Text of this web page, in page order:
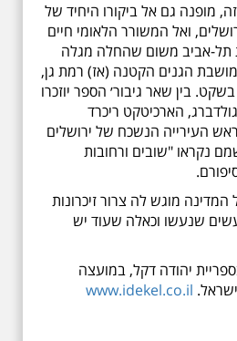
מופנה גם אל ביקורו היחיד של
ואל המשורר הלאומי חיים
תל-אביב משום שהחלה מגלה
הגנים הקטנה (אז) רמת גן,
בין שאר גיבור׳ הספר יוזכרו
הארכיטקט ריכרד
העירייה הנשכח של ירושלים
נקראו "שובים ורחובות
מוגש לה צרור זיכרונות
שנעשו וכאלה שעוד יש
יהודה דקל, במועצה
www.idekel.co.il